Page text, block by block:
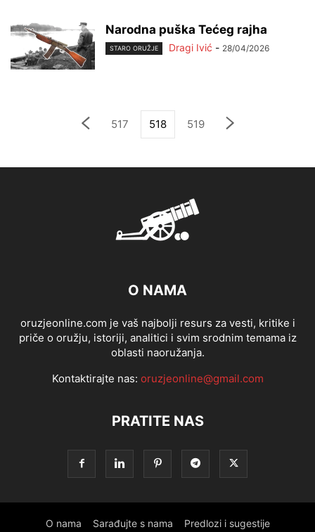
Narodna puška Tećeg rajha
STARO ORUŽJE Dragi Ivić - 28/04/2026
517 518 519
O NAMA
oruzjeonline.com je vaš najbolji resurs za vesti, kritike i
priče o oružju, istoriji, analitici i svim srodnim temama iz
oblasti naoružanja.
Kontaktirajte nas: oruzjeonline@gmail.com
PRATITE NAS
O nama Sarađujte s nama Predlozi i sugestije